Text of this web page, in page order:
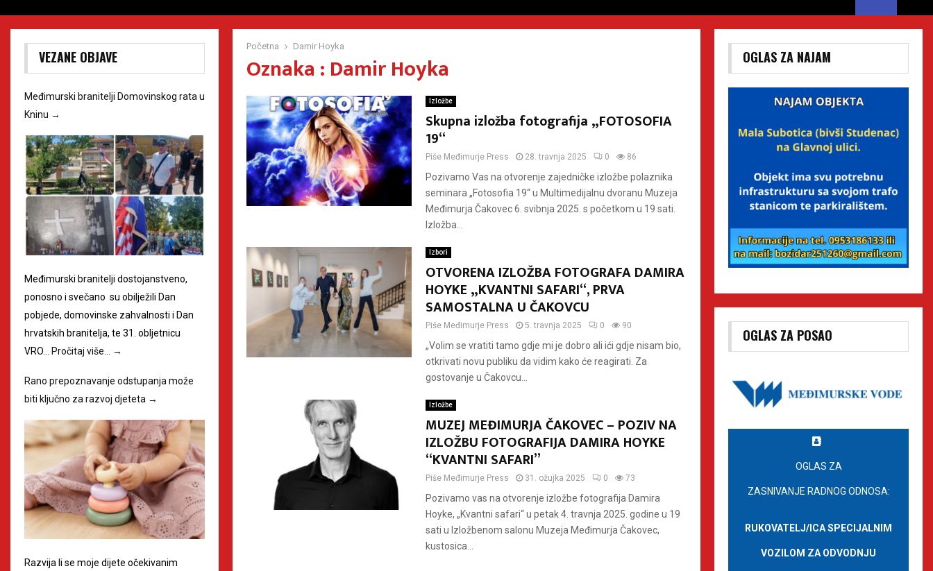
Početna Damir Hoyka
Oznaka : Damir Hoyka
Izložbe
Skupna izložba fotografija „FOTOSOFIA
19“
Piše Međimurje Press 28. travnja 2025 0 86
Pozivamo Vas na otvorenje zajedničke izložbe polaznika
seminara „Fotosofia 19“ u Multimedijalnu dvoranu Muzeja
Međimurja Čakovec 6. svibnja 2025. s početkom u 19 sati.
Izložba...
Izbori
OTVORENA IZLOŽBA FOTOGRAFA DAMIRA
HOYKE „KVANTNI SAFARI“, PRVA
SAMOSTALNA U ČAKOVCU
Piše Međimurje Press 5. travnja 2025 0 90
„Volim se vratiti tamo gdje mi je dobro ali ići gdje nisam bio,
otkrivati novu publiku da vidim kako će reagirati. Za
gostovanje u Čakovcu...
Izložbe
MUZEJ MEĐIMURJA ČAKOVEC – POZIV NA
IZLOŽBU FOTOGRAFIJA DAMIRA HOYKE
“KVANTNI SAFARI”
Piše Međimurje Press 31. ožujka 2025 0 73
Pozivamo vas na otvorenje izložbe fotografija Damira
Hoyke, „Kvantni safari“ u petak 4. travnja 2025. godine u 19
sati u Izložbenom salonu Muzeja Međimurja Čakovec,
kustosica...
VEZANE OBJAVE
Međimurski branitelji Domovinskog rata u
Kninu →
Međimurski branitelji dostojanstveno,
ponosno i svečano su obilježili Dan
pobjede, domovinske zahvalnosti i Dan
hrvatskih branitelja, te 31. obljetnicu
VRO…
Pročitaj više… →
Rano prepoznavanje odstupanja može
biti ključno za razvoj djeteta →
Razvija li se moje dijete očekivanim
OGLAS ZA NAJAM
OGLAS ZA POSAO
OGLAS ZA
ZASNIVANJE RADNOG ODNOSA:
RUKOVATELJ/ICA SPECIJALNIM
VOZILOM ZA ODVODNJU